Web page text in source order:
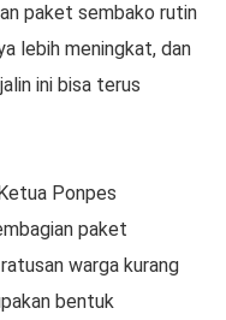
paket sembako rutin
lebih meningkat, dan
ini bisa terus
Ponpes
paket
warga kurang
bentuk